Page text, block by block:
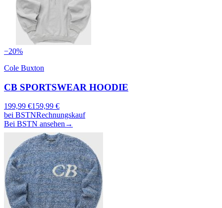
−20%
Cole Buxton
CB SPORTSWEAR HOODIE
199,99 €159,99 €
bei BSTNRechnungskauf
Bei BSTN ansehen →